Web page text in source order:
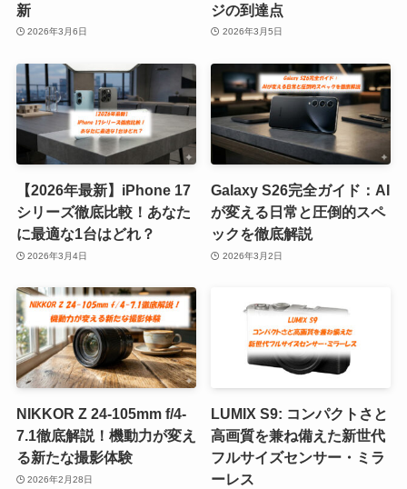
新
2026年3月6日
ジの到達点
2026年3月5日
​【2026年最新】iPhone 17
シリーズ徹底比較！あなた
に最適な1台はどれ？
2026年3月4日
Galaxy S26完全ガイド：AI
が変える日常と圧倒的スペ
ックを徹底解説
2026年3月2日
NIKKOR Z 24-105mm f/4-
7.1徹底解説！機動力が変え
る新たな撮影体験
2026年2月28日
LUMIX S9: コンパクトさと
高画質を兼ね備えた新世代
フルサイズセンサー・ミラ
ーレス